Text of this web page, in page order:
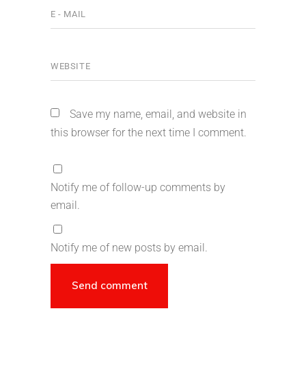
Save my name, email, and website in
this browser for the next time I comment.
Notify me of follow-up comments by
email.
Notify me of new posts by email.